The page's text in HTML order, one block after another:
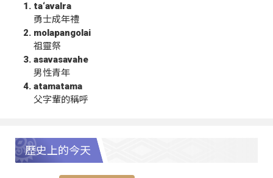
ta‘avalra
勇士成年禮
molapangolai
祖靈祭
asavasavahe
男性青年
atamatama
父字輩的稱呼
歷史上的今天